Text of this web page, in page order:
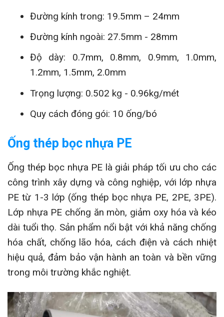
Đường kính trong: 19.5mm – 24mm
Đường kính ngoài: 27.5mm - 28mm
Độ dày: 0.7mm, 0.8mm, 0.9mm, 1.0mm,
1.2mm, 1.5mm, 2.0mm
Trọng lượng: 0.502 kg - 0.96kg/mét
Quy cách đóng gói: 10 ống/bó
Ống thép bọc nhựa PE
Ống thép bọc nhựa PE là giải pháp tối ưu cho các
công trình xây dựng và công nghiệp, với lớp nhựa
PE từ 1-3 lớp (ống thép bọc nhựa PE, 2PE, 3PE).
Lớp nhựa PE chống ăn mòn, giảm oxy hóa và kéo
dài tuổi thọ. Sản phẩm nổi bật với khả năng chống
hóa chất, chống lão hóa, cách điện và cách nhiệt
hiệu quả, đảm bảo vận hành an toàn và bền vững
trong môi trường khắc nghiệt.